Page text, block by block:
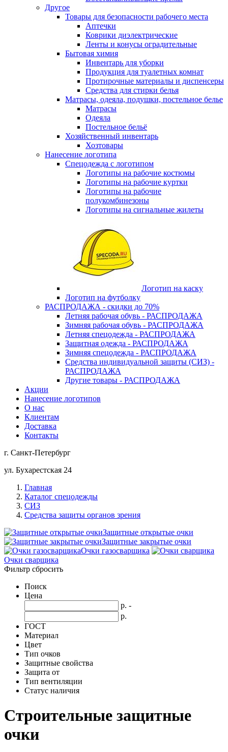
Другое
Товары для безопасности рабочего места
Аптечки
Коврики диэлектрические
Ленты и конусы оградительные
Бытовая химия
Инвентарь для уборки
Продукция для туалетных комнат
Протирочные материалы и диспенсеры
Средства для стирки белья
Матрасы, одеяла, подушки, постельное белье
Матрасы
Одеяла
Постельное бельё
Хозяйственный инвентарь
Хозтовары
Нанесение логотипа
Спецодежда с логотипом
Логотипы на рабочие костюмы
Логотипы на рабочие куртки
Логотипы на рабочие
полукомбинезоны
Логотипы на сигнальные жилеты
Логотип на каску
Логотип на футболку
РАСПРОДАЖА - скидки до 70%
Летняя рабочая обувь - РАСПРОДАЖА
Зимняя рабочая обувь - РАСПРОДАЖА
Летняя спецодежда - РАСПРОДАЖА
Защитная одежда - РАСПРОДАЖА
Зимняя спецодежда - РАСПРОДАЖА
Средства индивидуальной защиты (СИЗ) -
РАСПРОДАЖА
Другие товары - РАСПРОДАЖА
Акции
Нанесение логотипов
О нас
Клиентам
Доставка
Контакты
г. Санкт-Петербург
ул. Бухарестская 24
Главная
Каталог спецодежды
СИЗ
Средства защиты органов зрения
Защитные открытые очки
Защитные закрытые очки
Очки газосварщика
Очки сварщика
Фильтр сбросить
Поиск
Цена
р. -
р.
ГОСТ
Материал
Цвет
Тип очков
Защитные свойства
Защита от
Тип вентиляции
Статус наличия
Строительные защитные
очки